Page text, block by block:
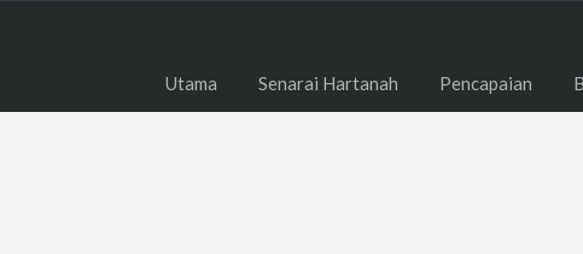
Utama Senarai Hartanah Pencapaian